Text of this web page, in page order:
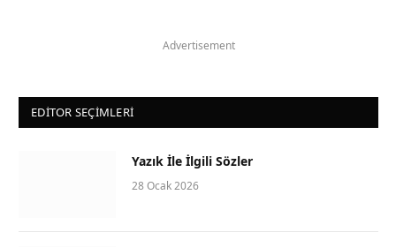
Advertisement
EDITOR SEÇIMLERI
Yazık İle İlgili Sözler
28 Ocak 2026